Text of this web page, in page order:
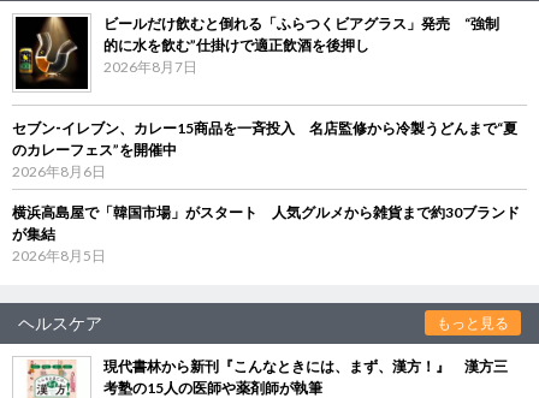
ビールだけ飲むと倒れる「ふらつくビアグラス」発売 “強制
的に水を飲む”仕掛けで適正飲酒を後押し
2026年8月7日
セブン‐イレブン、カレー15商品を一斉投入 名店監修から冷製うどんまで“夏
のカレーフェス”を開催中
2026年8月6日
横浜高島屋で「韓国市場」がスタート 人気グルメから雑貨まで約30ブランド
が集結
2026年8月5日
ヘルスケア もっと見る
現代書林から新刊『こんなときには、まず、漢方！』 漢方三
考塾の15人の医師や薬剤師が執筆